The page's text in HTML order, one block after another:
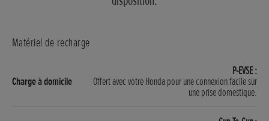
Matériel de recharge
P-EVSE :
Offert avec votre Honda pour une connexion facile sur
une prise domestique.